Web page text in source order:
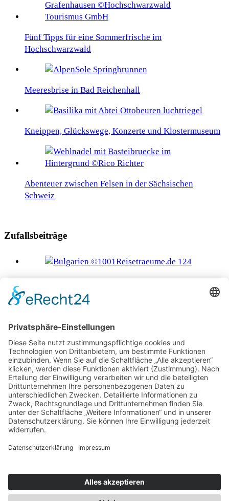
Fünf Tipps für eine Sommerfrische im
Hochschwarzwald
Meeresbrise in Bad Reichenhall
Kneippen, Glückswege, Konzerte und Klostermuseum
Abenteuer zwischen Felsen in der Sächsischen
Schweiz
Zufallsbeiträge
Massentourismus
Musical „Rudolf. Der letzte Kuss“ feiert
Deutschlandpremiere in Füssen
Wombats in Tasmanien erleben
Ägypten – Paradiesisches Strand-Feeling das ganze